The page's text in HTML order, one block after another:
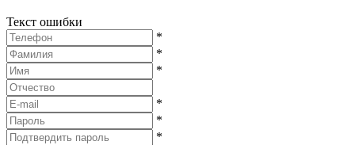
Текст ошибки
*
*
*
*
*
*